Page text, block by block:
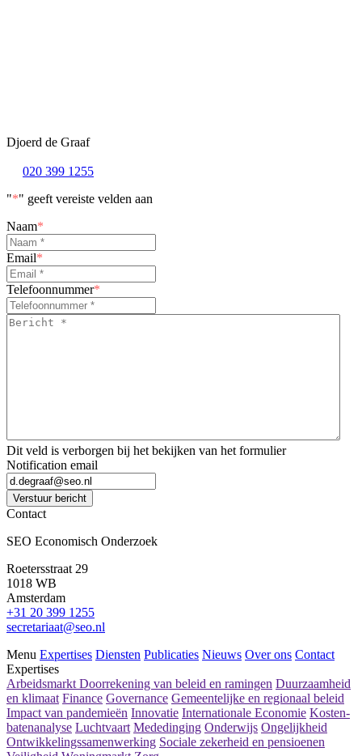
Djoerd de Graaf
020 399 1255
"*" geeft vereiste velden aan
Naam*
Email*
Telefoonnummer*
Bericht
Dit veld is verborgen bij het bekijken van het formulier
Notification email
Verstuur bericht
Contact
SEO Economisch Onderzoek
Roetersstraat 29
1018 WB
Amsterdam
+31 20 399 1255
secretariaat@seo.nl
Menu Expertises Diensten Publicaties Nieuws Over ons Contact
Expertises
Arbeidsmarkt Doorrekening van beleid en ramingen Duurzaamheid
en klimaat Finance Governance Gemeentelijke en regionaal beleid
Impact van pandemieën Innovatie Internationale Economie Kosten-
batenanalyse Luchtvaart Mededinging Onderwijs Ongelijkheid
Ontwikkelingssamenwerking Sociale zekerheid en pensioenen